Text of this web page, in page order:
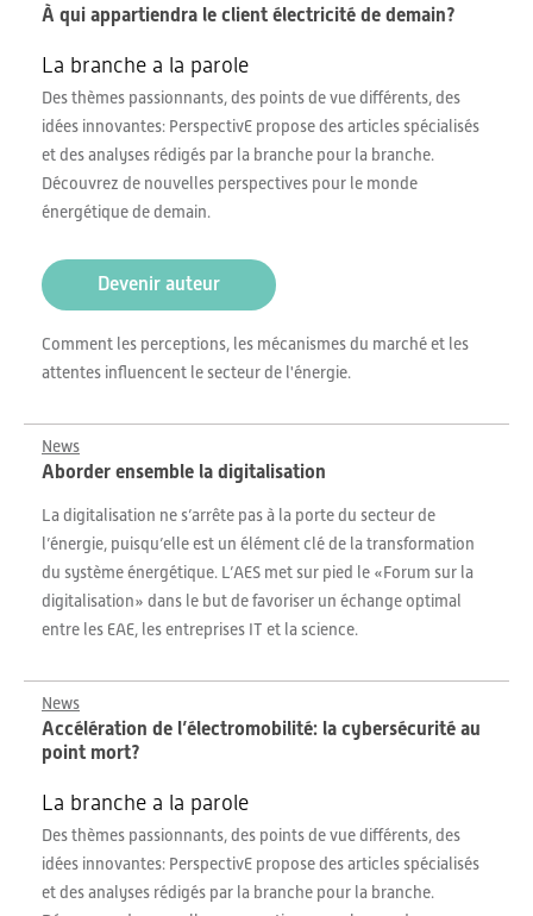
À qui appartiendra le client électricité de demain?
La branche a la parole
Des thèmes passionnants, des points de vue différents, des
idées innovantes: PerspectivE propose des articles spécialisés
et des analyses rédigés par la branche pour la branche.
Découvrez de nouvelles perspectives pour le monde
énergétique de demain.
Devenir auteur
Comment les perceptions, les mécanismes du marché et les
attentes influencent le secteur de l'énergie.
News
Aborder ensemble la digitalisation
La digitalisation ne s’arrête pas à la porte du secteur de
l’énergie, puisqu’elle est un élément clé de la transformation
du système énergétique. L’AES met sur pied le «Forum sur la
digitalisation» dans le but de favoriser un échange optimal
entre les EAE, les entreprises IT et la science.
News
Accélération de l’électromobilité: la cybersécurité au
point mort?
La branche a la parole
Des thèmes passionnants, des points de vue différents, des
idées innovantes: PerspectivE propose des articles spécialisés
et des analyses rédigés par la branche pour la branche.